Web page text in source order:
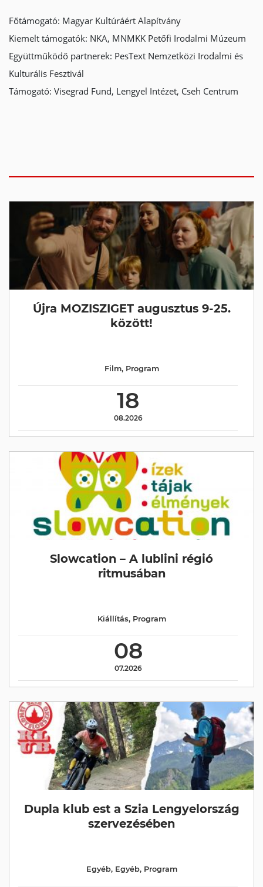
Főtámogató: Magyar Kultúráért Alapítvány
Kiemelt támogatók: NKA, MNMKK Petőfi Irodalmi Múzeum
Együttműködő partnerek: PesText Nemzetközi Irodalmi és
Kulturális Fesztivál
Támogató: Visegrad Fund, Lengyel Intézet, Cseh Centrum
Újra MOZISZIGET augusztus 9-25.
között!
18
08.2026
Film, Program
Slowcation – A lublini régió
ritmusában
08
07.2026
Kiállítás, Program
Dupla klub est a Szia Lengyelország
szervezésében
Egyéb, Egyéb, Program